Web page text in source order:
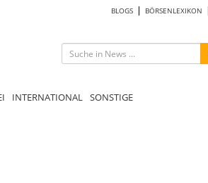
BLOGS BÖRSENLEXIKON
INTERNATIONAL SONSTIGE